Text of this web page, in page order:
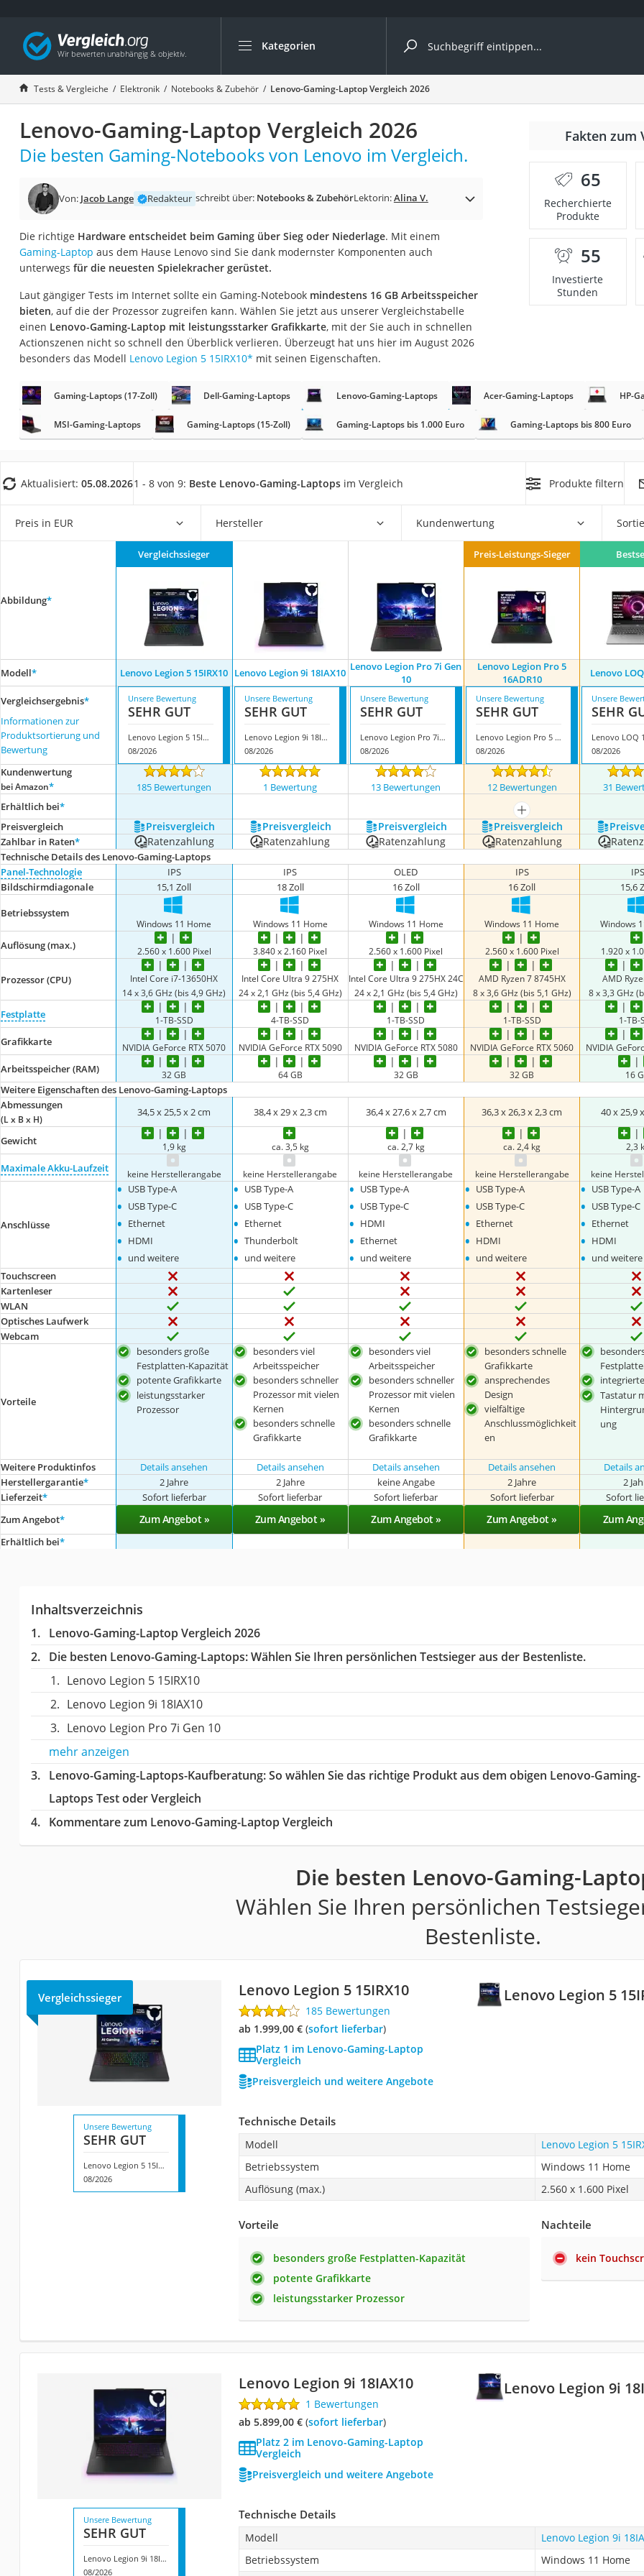
Kategorien
Die beliebtesten Vergleiche nach Kategorie
Elektronik
Powerstation
Monitor 32 Zoll 4K
Fernseher
Desktop-PC
Diascanner
Laser-Multifunktionsdrucker
Powerstation mit Solarpanel
Gaming-PC
Soundbar
Satellitenschüssel
Gaming-Headset
Ladekabel Typ 2 Schuko
Lichtwecker
Acer Aspire
Tests & Vergleiche Elektronik Notebooks & Zubehör Lenovo-Gaming-Laptop Vergleich 2026
Lenovo-Gaming-Laptop Vergleich 2026
Die besten Gaming-Notebooks von Lenovo im Vergleich.
Von: Jacob Lange Redakteur schreibt über: Notebooks & ZubehörLektorin:Alina V.
Die richtige Hardware entscheidet beim Gaming über Sieg oder Niederlage. Mit einem
Gaming-Laptop aus dem Hause Lenovo sind Sie dank modernster Komponenten auch
unterwegs für die neuesten Spielekracher gerüstet.
Laut gängiger Tests im Internet sollte ein Gaming-Notebook mindestens 16 GB Arbeitsspeicher
bieten, auf die der Prozessor zugreifen kann. Wählen Sie jetzt aus unserer Vergleichstabelle
einen Lenovo-Gaming-Laptop mit leistungsstarker Grafikkarte, mit der Sie auch in schnellen
Actionszenen nicht so schnell den Überblick verlieren. Überzeugt hat uns hier im August 2026
besonders das Modell Lenovo Legion 5 15IRX10* mit seinen Eigenschaften.
Fakten zum
65
Recherchierte
Produkte
55
Investierte
Stunden
Gaming-Laptops (17-Zoll) Dell-Gaming-Laptops Lenovo-Gaming-Laptops Acer-Gaming-Laptops HP-
MSI-Gaming-Laptops Gaming-Laptops (15-Zoll) Gaming-Laptops bis 1.000 Euro Gaming-Laptops bis 800 Euro
Aktualisiert: 05.08.20261 - 8 von 9: Beste Lenovo-Gaming-Laptops im Vergleich Produkte filtern
Preis in EUR Hersteller Kundenwertung
Abbildung*
Vergleichssieger Preis-Leistungs-Sieger
Modell* Lenovo Legion 5 15IRX10 Lenovo Legion 9i 18IAX10 Lenovo Legion Pro 7i Gen
10
Lenovo Legion Pro 5
16ADR10
Lenovo
Vergleichsergebnis*
Informationen zur
Produktsortierung und
Bewertung
Unsere Bewertung
SEHR GUT
Lenovo Legion 5 15IRX10
08/2026
Unsere Bewertung
SEHR GUT
Lenovo Legion 9i 18IAX10
08/2026
Unsere Bewertung
SEHR GUT
Lenovo Legion Pro 7i Gen 10
08/2026
Unsere Bewertung
SEHR GUT
Lenovo Legion Pro 5 16ADR10
08/2026
Unsere
SEHR
Lenovo LOQ
08/2026
Kundenwertung
bei Amazon* 185 Bewertungen 1 Bewertung 13 Bewertungen 12 Bewertungen 31
Erhältlich bei*
mehr anzeigen
Preis­vergleich
Preis­vergleich Preis­vergleich Preis­vergleich Preis­vergleich
Zahlbar in Raten* Ratenzahlung Ratenzahlung Ratenzahlung Ratenzahlung
Technische Details des Lenovo-Gaming-Laptops
Panel-Technologie
IPS IPS OLED IPS IPS
Bildschirmdiagonale 15,1 Zoll 18 Zoll 16 Zoll 16 Zoll 15,6
Betriebssystem
Windows 11 Home Windows 11 Home Windows 11 Home Windows 11 Home Windows
Auflösung (max.) 2.560 x 1.600 Pixel 3.840 x 2.160 Pixel 2.560 x 1.600 Pixel 2.560 x 1.600 Pixel 1.920 x
Prozessor (CPU)
Intel Core i7-13650HX
14 x 3,6 GHz (bis 4,9 GHz)
Intel Core Ultra 9 275HX
24 x 2,1 GHz (bis 5,4 GHz)
Intel Core Ultra 9 275HX 24C
24 x 2,1 GHz (bis 5,4 GHz)
AMD Ryzen 7 8745HX
8 x 3,6 GHz (bis 5,1 GHz)
AMD
8 x 3,3 GHz
Festplatte 1-TB-SSD 4-TB-SSD 1-TB-SSD 1-TB-SSD 1-TB-
Grafikkarte NVIDIA GeForce RTX 5070 NVIDIA GeForce RTX 5090 NVIDIA GeForce RTX 5080 NVIDIA GeForce RTX 5060 NVIDIA
Arbeitsspeicher (RAM) 32 GB 64 GB 32 GB 32 GB 16
Weitere Eigenschaften des Lenovo-Gaming-Laptops
Abmessungen
(L x B x H)
34,5 x 25,5 x 2 cm 38,4 x 29 x 2,3 cm 36,4 x 27,6 x 2,7 cm 36,3 x 26,3 x 2,3 cm 40 x 25,9
Gewicht 1,9 kg ca. 3,5 kg ca. 2,7 kg ca. 2,4 kg 2,3
Maximale Akku-Laufzeit keine Herstellerangabe keine Herstellerangabe keine Herstellerangabe keine Herstellerangabe keine
Anschlüsse
• USB Type-A
• USB Type-C
• Ethernet
• HDMI
• und weitere
• USB Type-A
• USB Type-C
• Ethernet
• Thunderbolt
• und weitere
• USB Type-A
• USB Type-C
• HDMI
• Ethernet
• und weitere
• USB Type-A
• USB Type-C
• Ethernet
• HDMI
• und weitere
• USB Type-A
• USB Type-C
• Ethernet
• HDMI
• und weitere
Touchscreen
Kartenleser
WLAN
Optisches Laufwerk
Webcam
Vorteile
besonders große
Festplatten-Kapazität
potente Grafikkarte
leistungsstarker
Prozessor
besonders viel
Arbeitsspeicher
besonders schneller
Prozessor mit vielen
Kernen
besonders schnelle
Grafikkarte
besonders viel
Arbeitsspeicher
besonders schneller
Prozessor mit vielen
Kernen
besonders schnelle
Grafikkarte
besonders schnelle
Grafikkarte
ansprechendes
Design
vielfältige
Anschlussmöglichkeit
en
Tastatur
ung
Weitere Produktinfos
Details ansehen Details ansehen Details ansehen Details ansehen Details
Herstellergarantie* 2 Jahre 2 Jahre keine Angabe 2 Jahre 2
Lieferzeit* Sofort lieferbar Sofort lieferbar Sofort lieferbar Sofort lieferbar Sofort
Zum Angebot* Zum Angebot » Zum Angebot » Zum Angebot » Zum Angebot » Zum
Erhältlich bei*
Inhaltsverzeichnis
Lenovo-Gaming-Laptop Vergleich 2026
Die besten Lenovo-Gaming-Laptops:Wählen Sie Ihren persönlichen Testsieger aus der Bestenliste.
Lenovo Legion 5 15IRX10
Lenovo Legion 9i 18IAX10
Lenovo Legion Pro 7i Gen 10
mehr anzeigen
Lenovo-Gaming-Laptops-Kaufberatung: So wählen Sie das richtige Produkt aus dem obigen Lenovo-Gaming-
Laptops Test oder Vergleich
Kommentare zum Lenovo-Gaming-Laptop Vergleich
Die besten Lenovo-Gaming-
Wählen Sie Ihren persönlichen
Bestenliste.
Lenovo Legion 5
Vergleichssieger Lenovo Legion 5 15IRX10
185 Bewertungen
ab 1.999,00 €( Sofort lieferbar)
Platz 1 im Lenovo-Gaming-Laptop
Vergleich
Preisvergleich und weitere Angebote
Unsere Bewertung
SEHR GUT
Lenovo Legion 5 15IRX10
08/2026
Technische Details
Modell
Lenovo Legion 5
Betriebssystem
Windows 11 Home
Auflösung (max.)
2.560 x 1.600 Pixel
Vorteile
besonders große Festplatten-Kapazität
potente Grafikkarte
leistungsstarker Prozessor
Nachteile
kein
Lenovo Legion 9i
Lenovo Legion 9i 18IAX10
1 Bewertungen
ab 5.899,00 €( Sofort lieferbar)
Platz 2 im Lenovo-Gaming-Laptop
Vergleich
Preisvergleich und weitere Angebote
Unsere Bewertung
SEHR GUT
Lenovo Legion 9i 18IAX10
08/2026
Technische Details
Modell
Lenovo Legion 9i
Betriebssystem
Windows 11 Home